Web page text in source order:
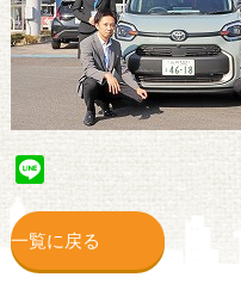
Line
一覧に戻る